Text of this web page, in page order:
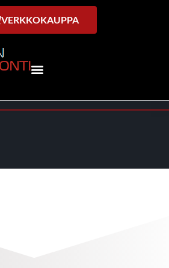
VERKKOKAUPPA